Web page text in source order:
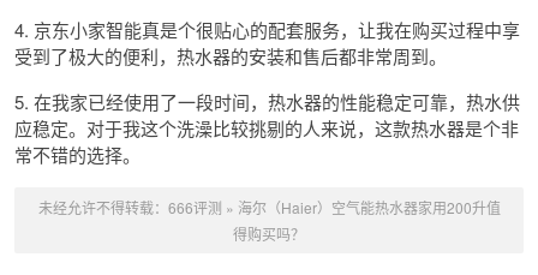
4. 京东小家智能真是个很贴心的配套服务，让我在购买过程中享
受到了极大的便利，热水器的安装和售后都非常周到。
5. 在我家已经使用了一段时间，热水器的性能稳定可靠，热水供
应稳定。对于我这个洗澡比较挑剔的人来说，这款热水器是个非
常不错的选择。
未经允许不得转载： 666评测 » 海尔（Haier）空气能热水器家用200升值
得购买吗？